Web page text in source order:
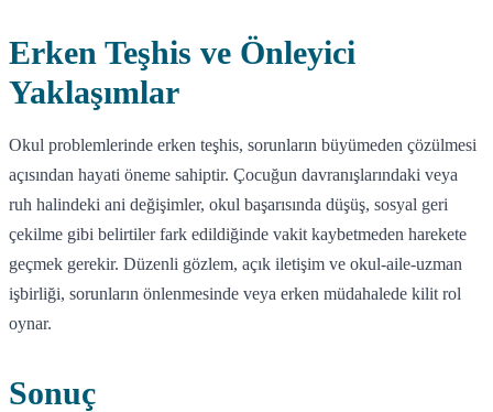
Erken Teşhis ve Önleyici
Yaklaşımlar
Okul problemlerinde erken teşhis, sorunların büyümeden çözülmesi
açısından hayati öneme sahiptir. Çocuğun davranışlarındaki veya
ruh halindeki ani değişimler, okul başarısında düşüş, sosyal geri
çekilme gibi belirtiler fark edildiğinde vakit kaybetmeden harekete
geçmek gerekir. Düzenli gözlem, açık iletişim ve okul-aile-uzman
işbirliği, sorunların önlenmesinde veya erken müdahalede kilit rol
oynar.
Sonuç